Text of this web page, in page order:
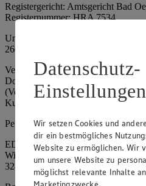
Registergericht: Amtsgericht Bad
Registernummer: HRA 7534
Umsatzsteuer-
266067317
Vertretungsberechtigte: Mark
Dominique Klingsiek
(Vorstandsmitglied), Stephan
Kuhlmann (Aufsichtsratsvorsitzender)
Persönlich haftende Gesellschafterin:
EDEKA Minden-Hannover
Wittelsbacherallee 61
32427 Minden
Datenschutz-
Einstellungen
Wir setzen Cookies und
dir ein bestmögliches
Website zu ermöglichen. Wir
um unsere Website zu
möglichst relevante Inhalte